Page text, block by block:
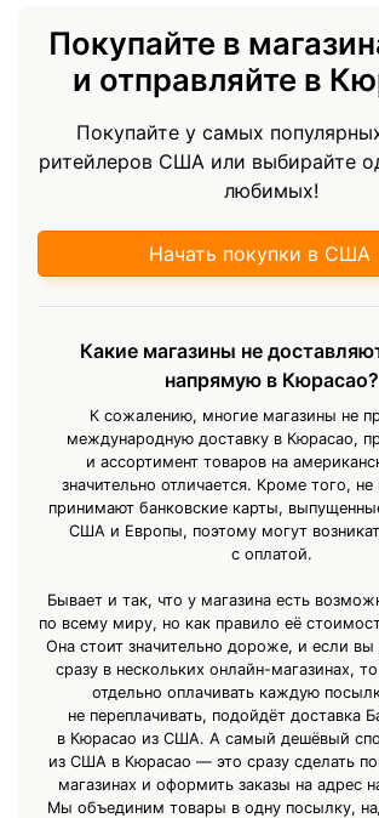
Покупайте в
и отправляйте в
Покупайте у самых
ритейлеров США или выбирайте
любимых!
Начать покупки в США
Какие магазины не
напрямую в Кюрасао?
К сожалению, многие магазины не
международную доставку в Кюрасао,
и ассортимент товаров на
значительно отличается. Кроме того, не
принимают банковские карты,
США и Европы, поэтому могут
с оплатой.
Бывает и так, что у магазина есть
по всему миру, но как правило её
Она стоит значительно дороже, и если вы
сразу в нескольких онлайн-магазинах,
отдельно оплачивать каждую
не переплачивать, подойдёт доставка
в Кюрасао из США. А самый дешёвый
из США в Кюрасао — это сразу сделать
магазинах и оформить заказы на адрес
Мы объединим товары в одну посылку,